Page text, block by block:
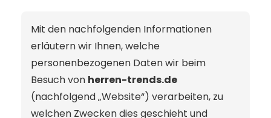
Mit den nachfolgenden Informationen
erläutern wir Ihnen, welche
personenbezogenen Daten wir beim
Besuch von herren-trends.de
(nachfolgend „Website“) verarbeiten, zu
welchen Zwecken dies geschieht und